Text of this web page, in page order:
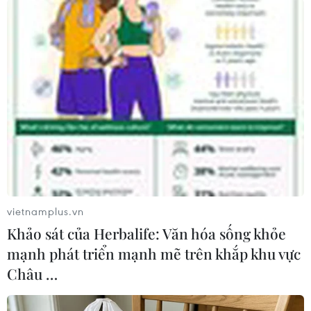
euro tiền công quỹ mà họ đã dùng để tổ chức
cuộc trưng cầu ý dân về độc lập mang tính
tượng trưng hồi năm 2014.
Tòa án cho biết chính quyền Catalonia đã chi
hơn một nửa số tiền trên (2,8 triệu euro) để mua
máy tính xách tay cho các điểm bỏ phiếu. Nếu
họ không hoàn trả số tiền trên đúng hạn, tòa án
có thể sẽ tiến hành tịch thu tài sản./.
vietnamplus.vn
Khảo sát của Herbalife: Văn hóa sống khỏe
mạnh phát triển mạnh mẽ trên khắp khu vực
Châu …